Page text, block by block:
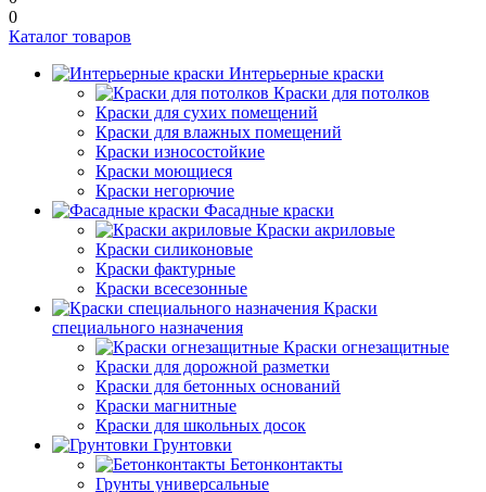
0
Каталог товаров
Интерьерные краски
Краски для потолков
Краски для сухих помещений
Краски для влажных помещений
Краски износостойкие
Краски моющиеся
Краски негорючие
Фасадные краски
Краски акриловые
Краски силиконовые
Краски фактурные
Краски всесезонные
Краски
специального назначения
Краски огнезащитные
Краски для дорожной разметки
Краски для бетонных оснований
Краски магнитные
Краски для школьных досок
Грунтовки
Бетонконтакты
Грунты универсальные